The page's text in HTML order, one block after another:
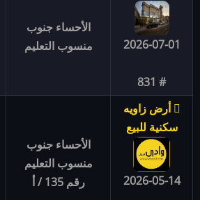
2026-07-01
# 831
الأحساء جنوب
منسوب التعليم
أرض زاويه
سكنية للبيع
2026-05-14
الأحساء جنوب
منسوب التعليم
رقم 135 / أ